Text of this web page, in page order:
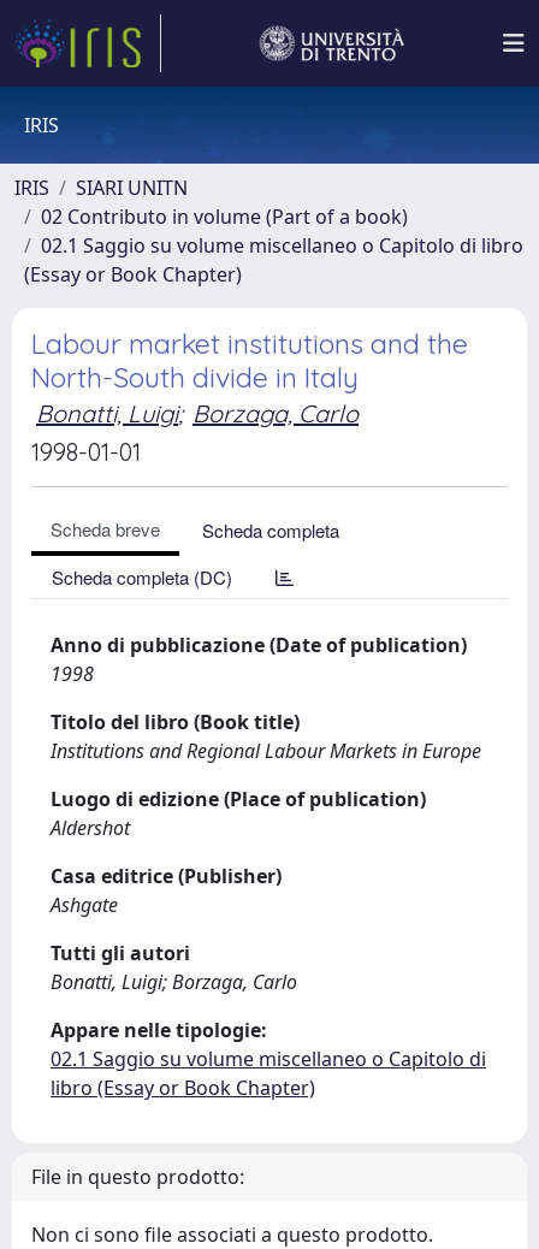
IRIS
IRIS
SIARI UNITN
02 Contributo in volume (Part of a book)
02.1 Saggio su volume miscellaneo o Capitolo di libro
(Essay or Book Chapter)
Labour market institutions and the
North-South divide in Italy
Bonatti, Luigi; Borzaga, Carlo
1998-01-01
Scheda breve
Scheda completa
Scheda completa (DC)
Anno di pubblicazione (Date of publication)
1998
Titolo del libro (Book title)
Institutions and Regional Labour Markets in Europe
Luogo di edizione (Place of publication)
Aldershot
Casa editrice (Publisher)
Ashgate
Tutti gli autori
Bonatti, Luigi; Borzaga, Carlo
Appare nelle tipologie:
02.1 Saggio su volume miscellaneo o Capitolo di
libro (Essay or Book Chapter)
File in questo prodotto:
Non ci sono file associati a questo prodotto.